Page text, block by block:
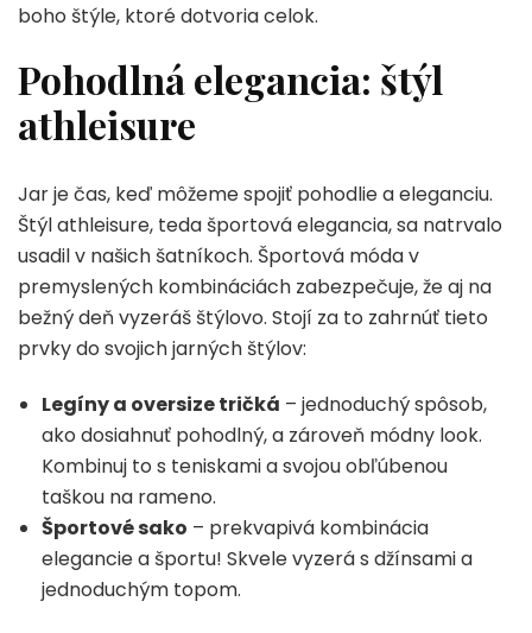
boho štýle, ktoré dotvoria celok.
Pohodlná elegancia: štýl
athleisure
Jar je čas, keď môžeme spojiť pohodlie a eleganciu.
Štýl athleisure, teda športová elegancia, sa natrvalo
usadil v našich šatníkoch. Športová móda v
premyslených kombináciách zabezpečuje, že aj na
bežný deň vyzeráš štýlovo. Stojí za to zahrnúť tieto
prvky do svojich jarných štýlov:
Legíny a oversize tričká – jednoduchý spôsob,
ako dosiahnuť pohodlný, a zároveň módny look.
Kombinuj to s teniskami a svojou obľúbenou
taškou na rameno.
Športové sako – prekvapivá kombinácia
elegancie a športu! Skvele vyzerá s džínsami a
jednoduchým topom.